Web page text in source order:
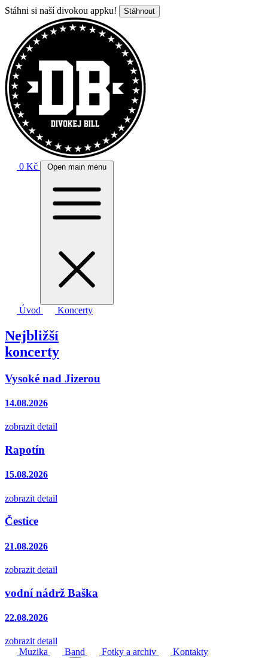
Stáhni si naší divokou appku! Stáhnout
0 Kč Open main menu
Úvod Koncerty
Nejbližší
koncerty
Vysoké nad Jizerou
14.08.2026
zobrazit detail
Rapotín
15.08.2026
zobrazit detail
Čestice
21.08.2026
zobrazit detail
vodní nádrž Baška
22.08.2026
zobrazit detail
Muzika
Band Fotky a archiv Kontakty